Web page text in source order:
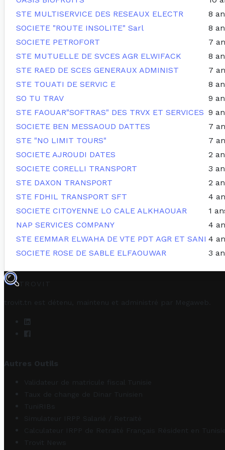
STE MULTISERVICE DES RESEAUX ELECTR
8
SOCIETE "ROUTE INSOLITE" Sarl
8
SOCIETE PETROFORT
7
STE MUTUELLE DE SVCES AGR ELWIFACK
8
STE RAED DE SCES GENERAUX ADMINIST
7
STE TOUATI DE SERVIC E
8
SO TU TRAV
9
STE FAOUAR"SOFTRAS" DES TRVX ET SERVICES 9
SOCIETE BEN MESSAOUD DATTES
7
STE "NO LIMIT TOURS"
7
SOCIETE AJROUDI DATES
2
SOCIETE CORELLI TRANSPORT
3
STE DAXON TRANSPORT
2
STE FDHIL TRANSPORT SFT
4
SOCIETE CITOYENNE LO CALE ALKHAOUAR
1
NAP SERVICES COMPANY
4
STE EEMMAR ELWAHA DE VTE PDT AGR ET SANI 4
SOCIETE ROSE DE SABLE ELFAOUWAR
3
TROVIT
trovit.tn est détenu, maintenu et administré par Megaweb
Autres Outils
Validateur de matricule fiscal Tunisie
Taux de change de Dinar Tunisien
TuniRIBs
Simulateur IRPP Salarié / Retraité
Calculateur IRPP de Retraité Français Résident en Tunisie
Trovit News